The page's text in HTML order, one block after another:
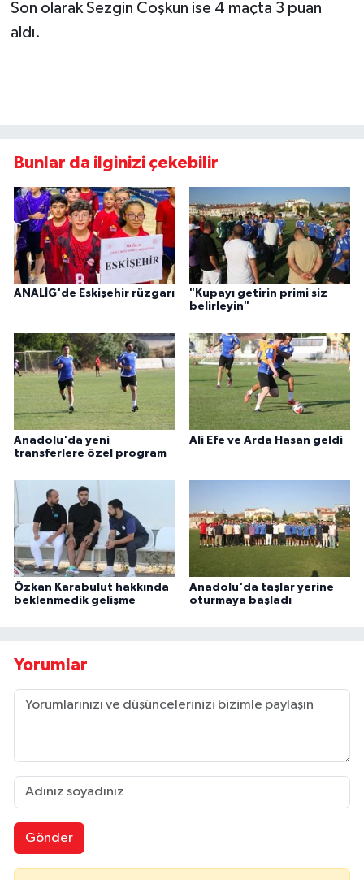
Son olarak Sezgin Coşkun ise 4 maçta 3 puan
aldı.
Bunlar da ilginizi çekebilir
ANALİG'de Eskişehir rüzgarı
"Kupayı getirin primi siz
belirleyin"
Anadolu'da yeni
transferlere özel program
Ali Efe ve Arda Hasan geldi
Özkan Karabulut hakkında
beklenmedik gelişme
Anadolu'da taşlar yerine
oturmaya başladı
Yorumlar
Gönder